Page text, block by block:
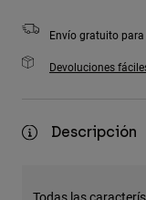
Ver todoEnvío gratuito
Devoluciones
Descripción